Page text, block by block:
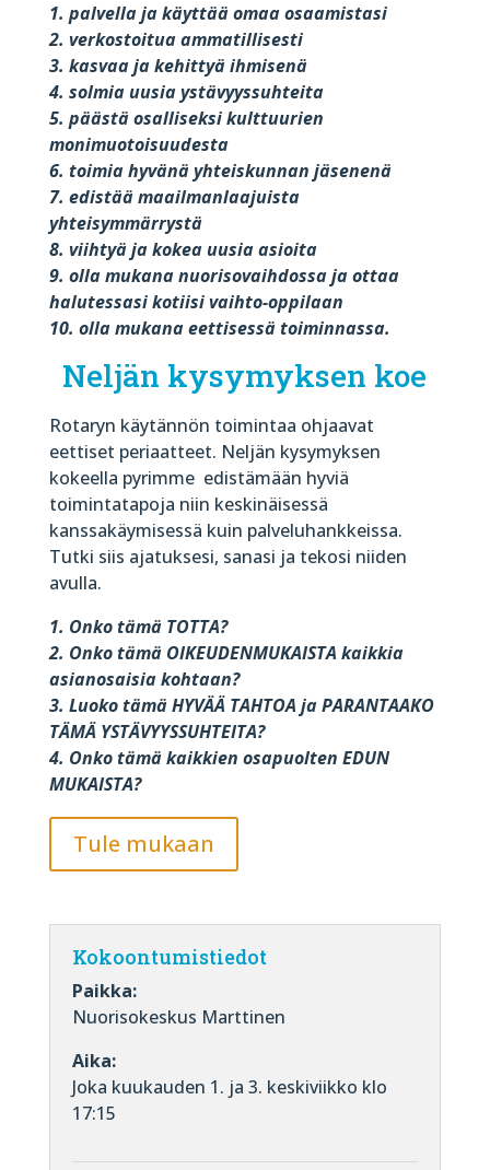
1. palvella ja käyttää omaa osaamistasi
2. verkostoitua ammatillisesti
3. kasvaa ja kehittyä ihmisenä
4. solmia uusia ystävyyssuhteita
5. päästä osalliseksi kulttuurien
monimuotoisuudesta
6. toimia hyvänä yhteiskunnan jäsenenä
7. edistää maailmanlaajuista
yhteisymmärrystä
8. viihtyä ja kokea uusia asioita
9. olla mukana nuorisovaihdossa ja ottaa
halutessasi kotiisi vaihto-oppilaan
10. olla mukana eettisessä toiminnassa.
Neljän kysymyksen koe
Rotaryn käytännön toimintaa ohjaavat
eettiset periaatteet. Neljän kysymyksen
kokeella pyrimme edistämään hyviä
toimintatapoja niin keskinäisessä
kanssakäymisessä kuin palveluhankkeissa.
Tutki siis ajatuksesi, sanasi ja tekosi niiden
avulla.
1. Onko tämä TOTTA?
2. Onko tämä OIKEUDENMUKAISTA kaikkia
asianosaisia kohtaan?
3. Luoko tämä HYVÄÄ TAHTOA ja PARANTAAKO
TÄMÄ YSTÄVYYSSUHTEITA?
4. Onko tämä kaikkien osapuolten EDUN
MUKAISTA?
Tule mukaan
Kokoontumistiedot
Paikka:
Nuorisokeskus Marttinen
Aika:
Joka kuukauden 1. ja 3. keskiviikko klo
17:15